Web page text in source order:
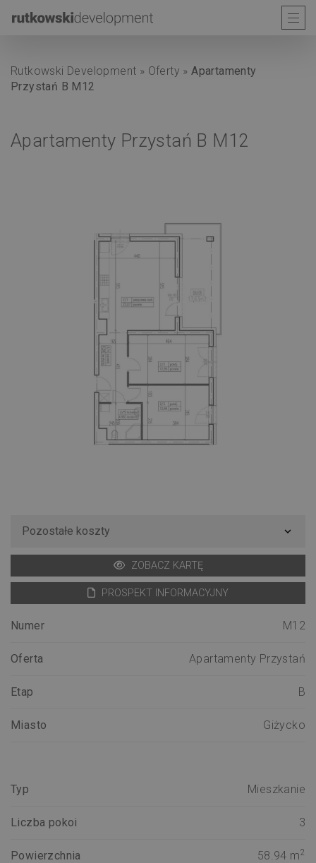
Rutkowski Development » Oferty »Apartamenty
Przystań B M12
Apartamenty Przystań B M12
Pozostałe koszty expand_more
ZOBACZ KARTĘ
PROSPEKT INFORMACYJNY
Numer M12
Oferta Apartamenty Przystań
Etap B
Miasto Giżycko
Typ Mieszkanie
Liczba pokoi 3
Powierzchnia 58.94 m2